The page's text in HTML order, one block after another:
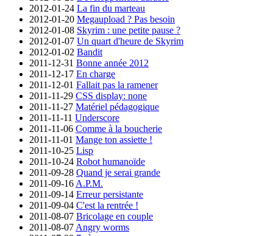
2012-01-24 La fin du marteau
2012-01-20 Megaupload ? Pas besoin
2012-01-08 Skyrim : une petite pause ?
2012-01-07 Un quart d'heure de Skyrim
2012-01-02 Bandit
2011-12-31 Bonne année 2012
2011-12-17 En charge
2011-12-01 Fallait pas la ramener
2011-11-29 CSS display: none
2011-11-27 Matériel pédagogique
2011-11-11 Underscore
2011-11-06 Comme à la boucherie
2011-11-01 Mange ton assiette !
2011-10-25 Lisp
2011-10-24 Robot humanoïde
2011-09-28 Quand je serai grande
2011-09-16 A.P.M.
2011-09-14 Erreur persistante
2011-09-04 C'est la rentrée !
2011-08-07 Bricolage en couple
2011-08-07 Angry worms